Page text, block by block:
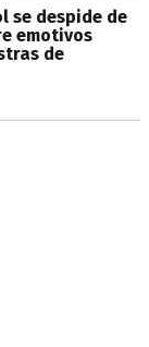
se despide de
emotivos
de